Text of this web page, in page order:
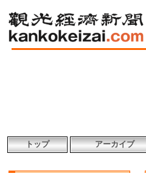
トップ
アーカイブ